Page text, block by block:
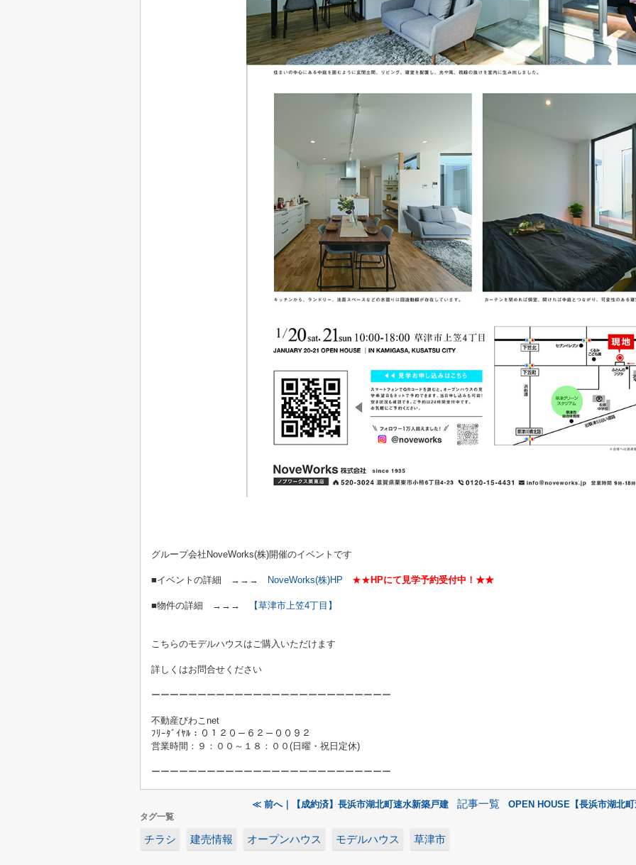
グループ会社NoveWorks(株)開催のイベントです
■イベントの詳細 →→→ NoveWorks(株)HP ★★HPにて見学予約受付中！★★
■物件の詳細 →→→ 【草津市上笠4丁目】
こちらのモデルハウスはご購入いただけます
詳しくはお問合せください
ーーーーーーーーーーーーーーーーーーーーーーーーーー
不動産びわこnet
ﾌﾘｰﾀﾞｲﾔﾙ：０１２０－６２－００９２
営業時間：９：００～１８：００(日曜・祝日定休)
ーーーーーーーーーーーーーーーーーーーーーーーーーー
≪ 前へ｜【成約済】長浜市湖北町速水新築戸建 記事一覧 OPEN HOUSE【長浜市湖北
タグ一覧
チラシ 建売情報 オープンハウス モデルハウス 草津市